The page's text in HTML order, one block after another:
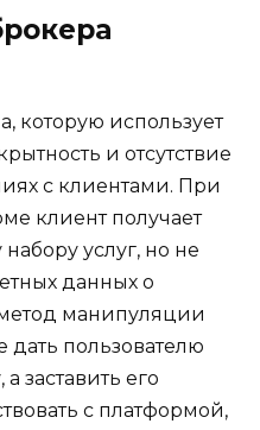
которую использует
и отсутствие
с клиентами. При
клиент получает
услуг, но не
данных о
метод манипуляции
дать пользователю
заставить его
с платформой,